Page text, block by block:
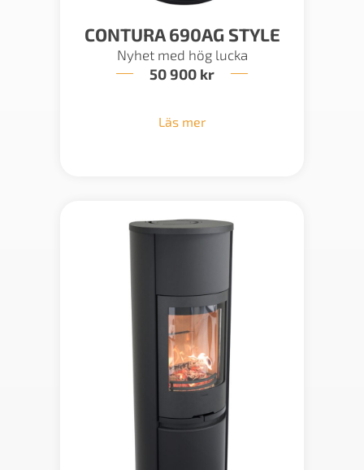
CONTURA 690AG STYLE
Nyhet med hög lucka
50 900 kr
Läs mer